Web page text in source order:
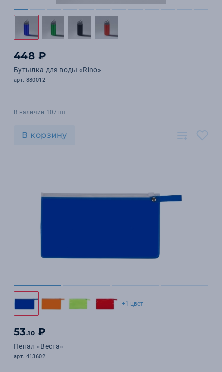
448 ₽
Бутылка для воды «Rino»
арт. 880012
В наличии 107 шт.
В корзину
+1 цвет
53.10 ₽
Пенал «Веста»
арт. 413602